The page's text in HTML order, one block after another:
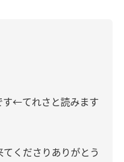
す←てれさと読みます
くださりありがとう